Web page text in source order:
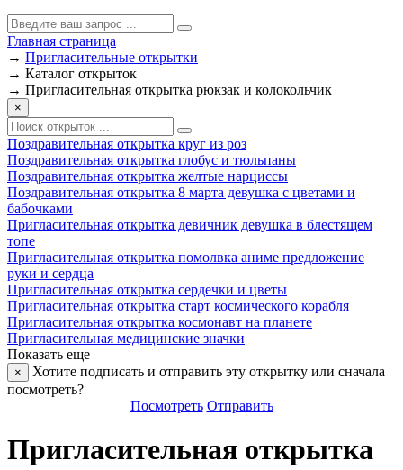
Главная страница
→ Пригласительные открытки
→ Каталог открыток
→ Пригласительная открытка рюкзак и колокольчик
×
Поздравительная открытка круг из роз
Поздравительная открытка глобус и тюльпаны
Поздравительная открытка желтые нарциссы
Поздравительная открытка 8 марта девушка с цветами и
бабочками
Пригласительная открытка девичник девушка в блестящем
топе
Пригласительная открытка помолвка аниме предложение
руки и сердца
Пригласительная открытка сердечки и цветы
Пригласительная открытка старт космического корабля
Пригласительная открытка космонавт на планете
Пригласительная медицинские значки
Показать еще
×
Хотите подписать и отправить эту открытку или сначала
посмотреть?
Посмотреть Отправить
Пригласительная открытка